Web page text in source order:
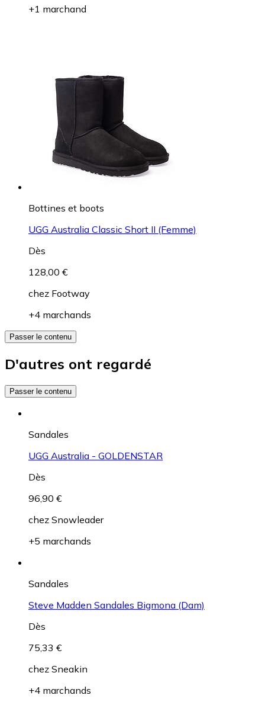
+1 marchand
Bottines et boots
UGG Australia Classic Short II (Femme)
Dès
128,00 €
chez Footway
+4 marchands
Passer le contenu
D'autres ont regardé
Passer le contenu
Sandales
UGG Australia - GOLDENSTAR
Dès
96,90 €
chez Snowleader
+5 marchands
Sandales
Steve Madden Sandales Bigmona (Dam)
Dès
75,33 €
chez Sneakin
+4 marchands